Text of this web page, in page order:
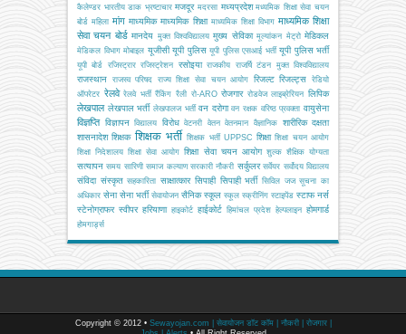
कैलेण्डर भारतीय डाक भ्रष्टाचार मजदूर मदरसा मध्यप्रदेश मध्यमिक शिक्षा सेवा चयन
बोर्ड महिला मांग माध्यमिक माध्यमिक शिक्षा माध्यमिक शिक्षा विभाग माध्यमिक शिक्षा
सेवा चयन बोर्ड मानदेय मुक्त विश्वविद्यालय मुख्य सेविका मूल्यांकन मेट्रो मेडिकल
मेडिकल विभाग मोबाइल यूजीसी यूपी पुलिस यूपी पुलिस एसआई भर्ती यूपी पुलिस भर्ती
यूपी बोर्ड रजिस्ट्रार रजिस्ट्रेशन रसोइया राजकीय राजर्षि टंडन मुक्त विश्वविद्यालय
राजस्थान राजस्व परिषद राज्य शिक्षा सेवा चयन आयोग रिजल्ट रिजल्ट्स
रेडियो
ऑपरेटर रेलवे रेलवे भर्ती रैंकिंग रैली रो-ARO रोजगार रोडवेज लाइब्रेरियन लिपिक
लेखपाल लेखपाल भर्ती लेखपालज भर्ती वन दरोगा वन रक्षक वरिष्ठ प्रवक्ता वायुसेना
विज्ञप्ति विज्ञापन विद्यालय विरोध वेटनरी वेतन वेतनमान वैज्ञानिक
शारीरिक दक्षता
शासनादेश शिक्षक शिक्षक भर्ती शिक्षक भर्ती UPPSC शिक्षा शिक्षा चयन आयोग
शिक्षा निदेशालय शिक्षा सेवा आयोग शिक्षा सेवा चयन आयोग शुल्क शैक्षिक योग्यता
सत्यापन समय सारिणी समाज कल्याण सरकारी नौकरी सर्कुलर सर्वेयर सर्वोदय विद्यालय
संविदा संस्कृत सहकारिता साक्षात्कार सिपाही सिपाही भर्ती सिविल जज सूचना का
अधिकार सेना सेना भर्ती सेवायोजन सैनिक स्कूल स्कूल स्क्रीनिंग स्टाइपेंड स्टाफ नर्स
स्टेनोग्राफर स्वीपर हरियाणा हाइकोर्ट हाईकोर्ट हिमांचल प्रदेश हेल्पलाइन होमगार्ड
होमगार्ड्स
Copyright © 2012 • Sewayojan.com | सेवायोजन डॉट कॉम | नौकरी | रोजगार |